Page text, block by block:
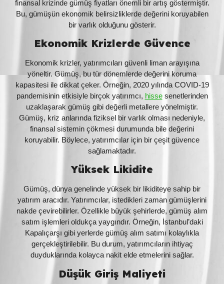
finansal krizinde gümüş fiyatları önemli bir artış göstermiştir.
Bu, gümüşün ekonomik belirsizliklerde değerini koruyabilen
bir varlık olduğunu gösterir.
Ekonomik Krizlerde Güvence
Ekonomik krizler, yatırımcıları güvenli liman arayışına
yöneltir. Gümüş, bu tür dönemlerde değerini koruma
kapasitesi ile dikkat çeker. Örneğin, 2020 yılında COVID-19
pandemisinin etkisiyle birçok yatırımcı, hissesenetlerinden
uzaklaşarak gümüş gibi değerli metallere yönelmiştir.
Gümüş, kriz anlarında fiziksel bir varlık olması nedeniyle,
finansal sistemin çökmesi durumunda bile değerini
koruyabilir. Böylece, yatırımcılar için bir çeşit güvence
sağlamaktadır.
Yüksek Likidite
Gümüş, dünya genelinde yüksek bir likiditeye sahip bir
yatırım aracıdır. Yatırımcılar, istedikleri zaman gümüşlerini
nakde çevirebilirler. Özellikle büyük şehirlerde, gümüş alım
satım işlemleri oldukça yaygındır. Örneğin, İstanbul’daki
Kapalıçarşı gibi yerlerde gümüş alım satımı kolaylıkla
gerçekleştirilebilir. Bu durum, yatırımcıların ihtiyaç
duyduklarında kolayca nakit elde etmelerini sağlar.
Düşük Giriş Maliyeti